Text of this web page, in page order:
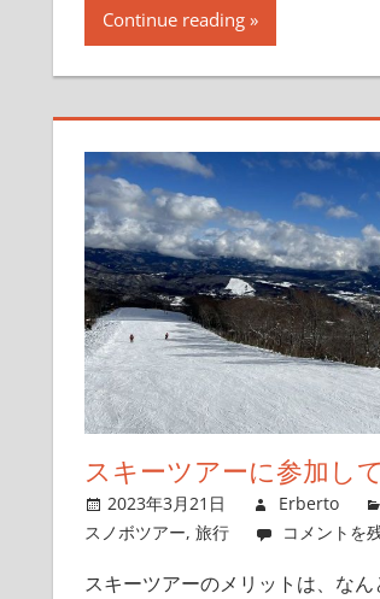
Continue reading
スキーツアーに参加し
2023年3月21日 Erberto
スノボツアー, 旅行 コメントを
スキーツアーのメリットは、なん